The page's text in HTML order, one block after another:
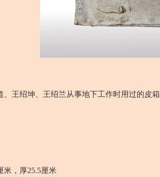
王绍坤、王绍兰从事地下工作时用过的皮箱
，厚25.5厘米